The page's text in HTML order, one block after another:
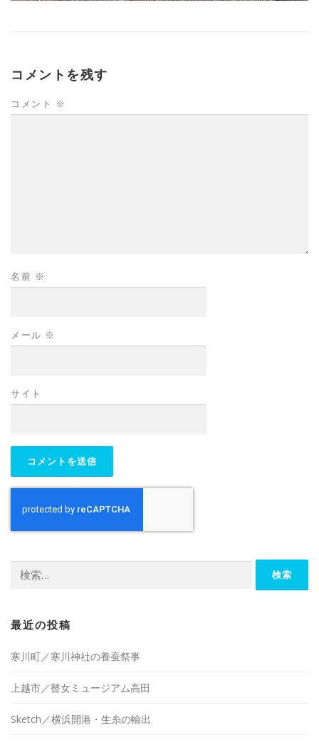
コメントを残す
コメント ※
名前 ※
メール ※
サイト
索:
最近の投稿
寒川町／寒川神社の養蚕祭事
上越市／瞽女ミュージアム高田
Sketch／横浜開港・生糸の輸出